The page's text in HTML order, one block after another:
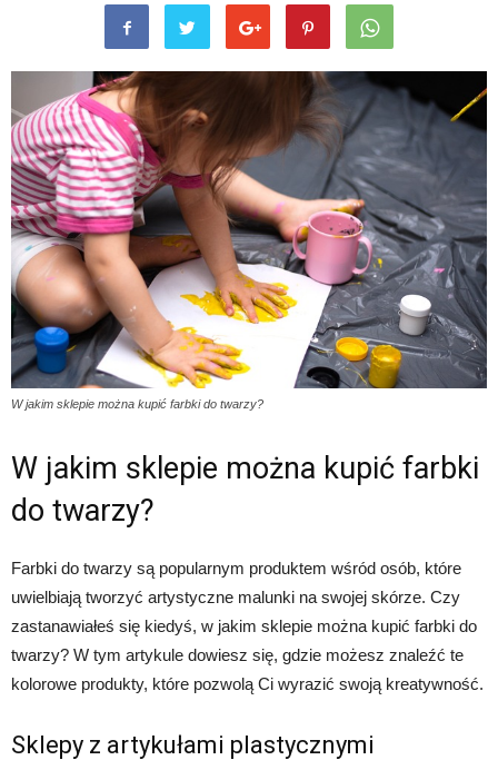
W jakim sklepie można kupić farbki do twarzy?
W jakim sklepie można kupić farbki
do twarzy?
Farbki do twarzy są popularnym produktem wśród osób, które
uwielbiają tworzyć artystyczne malunki na swojej skórze. Czy
zastanawiałeś się kiedyś, w jakim sklepie można kupić farbki do
twarzy? W tym artykule dowiesz się, gdzie możesz znaleźć te
kolorowe produkty, które pozwolą Ci wyrazić swoją kreatywność.
Sklepy z artykułami plastycznymi